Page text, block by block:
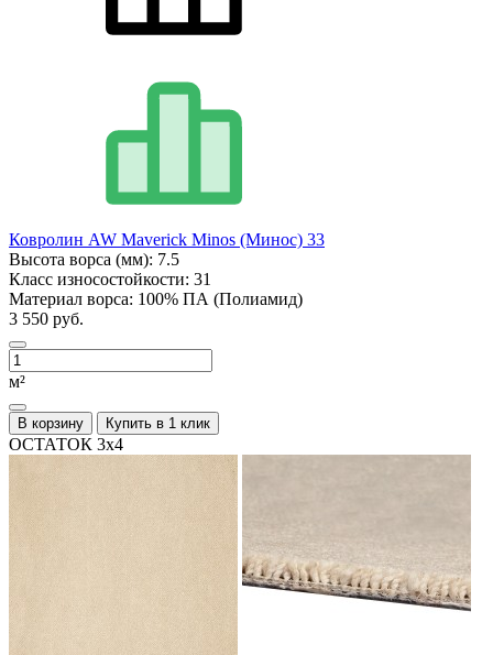
Ковролин AW Maverick Minos (Минос) 33
Высота ворса (мм): 7.5
Класс износостойкости: 31
Материал ворса: 100% ПА (Полиамид)
3 550 руб.
м²
В корзину Купить в 1 клик
ОСТАТОК 3х4